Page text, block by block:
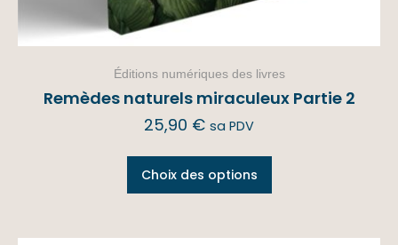
Éditions numériques des livres
Remèdes naturels miraculeux Partie 2
25,90 € sa PDV
Choix des options